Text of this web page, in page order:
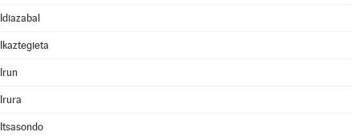
Idiazabal
Ikaztegieta
Irun
Irura
Itsasondo